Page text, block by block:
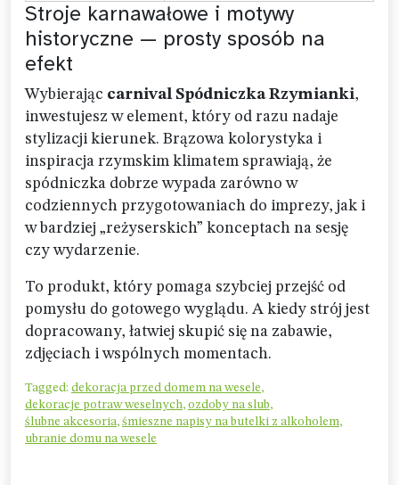
Stroje karnawałowe i motywy
historyczne — prosty sposób na
efekt
Wybierając carnival Spódniczka Rzymianki,
inwestujesz w element, który od razu nadaje
stylizacji kierunek. Brązowa kolorystyka i
inspiracja rzymskim klimatem sprawiają, że
spódniczka dobrze wypada zarówno w
codziennych przygotowaniach do imprezy, jak i
w bardziej „reżyserskich” konceptach na sesję
czy wydarzenie.
To produkt, który pomaga szybciej przejść od
pomysłu do gotowego wyglądu. A kiedy strój jest
dopracowany, łatwiej skupić się na zabawie,
zdjęciach i wspólnych momentach.
Tagged: dekoracja przed domem na wesele,
dekoracje potraw weselnych, ozdoby na slub,
ślubne akcesoria, śmieszne napisy na butelki z alkoholem,
ubranie domu na wesele